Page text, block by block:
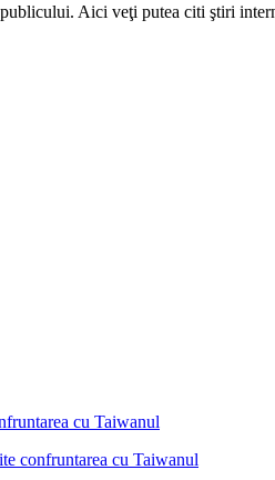
Aici veţi putea citi ştiri
confruntarea cu Taiwanul